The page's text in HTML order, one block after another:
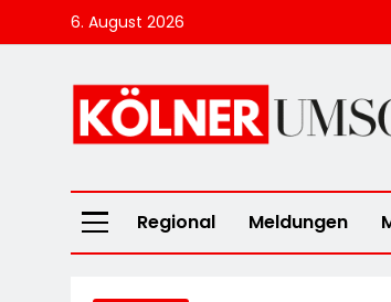
to
6. August 2026
Kölner
Regional Meldungen